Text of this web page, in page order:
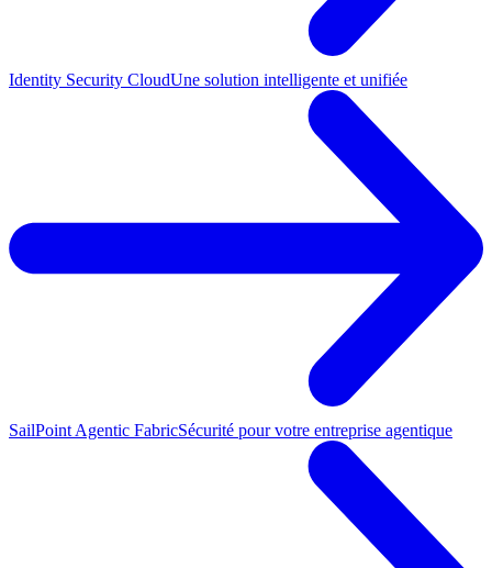
Identity Security CloudUne solution intelligente et unifiée
SailPoint Agentic FabricSécurité pour votre entreprise agentique